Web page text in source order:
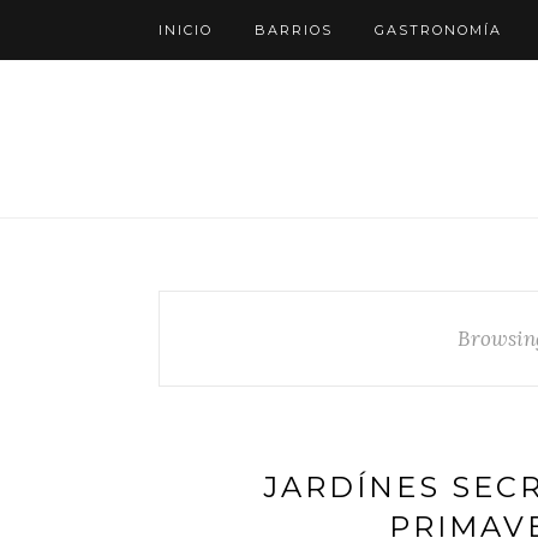
INICIO BARRIOS GASTRONOMÍA
JARDÍNES